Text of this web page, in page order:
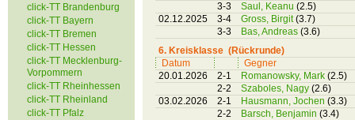
click-TT Brandenburg
click-TT Bayern
click-TT Bremen
click-TT Hessen
click-TT Mecklenburg-
Vorpommern
click-TT Rheinhessen
click-TT Rheinland
click-TT Pfalz
3-3
Saul, Keanu (2.5)
02.12.2025
3-4 Gross, Birgit(3.7)
3-3
Bas, Andreas (3.6)
6. Kreisklasse (Rückrunde)
Datum
Gegner
20.01.2026
2-1 Romanowsky, Mark (2.5)
2-2
Szaboles, Nagy (2.6)
03.02.2026
2-1 Hausmann, Jochen (3.3)
2-2
Barsch, Benjamin (3.4)